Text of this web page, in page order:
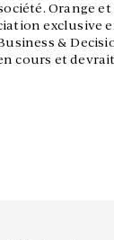
Orange
exclusive
&
cours et